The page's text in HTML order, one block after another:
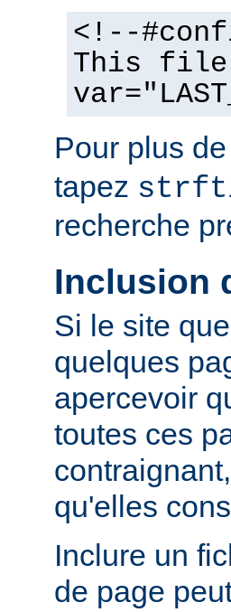
<!--
This file
Pour plus
tapez
recherche
Inclusion
Si le site
quelques
apercevoir
toutes ces
qu'elles
Inclure un
de page